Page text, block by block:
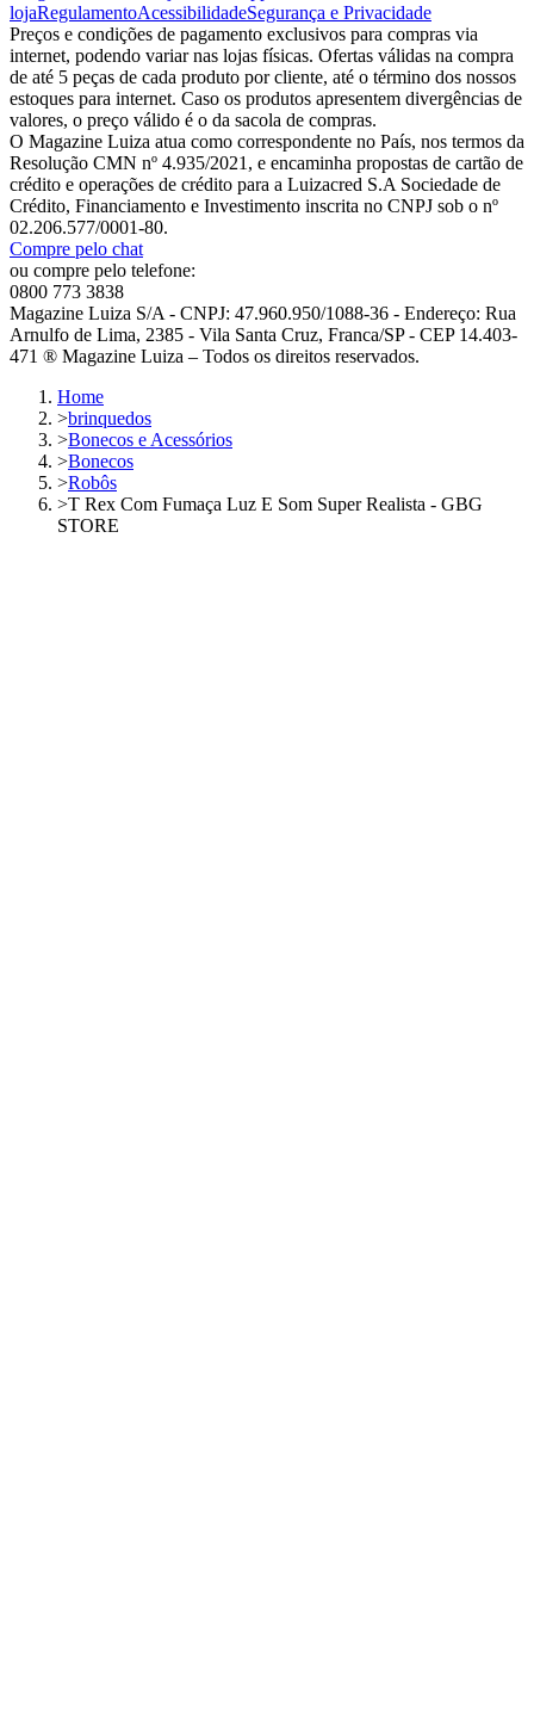
lojaRegulamentoAcessibilidadeSegurança e Privacidade
Preços e condições de pagamento exclusivos para compras via
internet, podendo variar nas lojas físicas. Ofertas válidas na compra
de até 5 peças de cada produto por cliente, até o término dos nossos
estoques para internet. Caso os produtos apresentem divergências de
valores, o preço válido é o da sacola de compras.
O Magazine Luiza atua como correspondente no País, nos termos da
Resolução CMN nº 4.935/2021, e encaminha propostas de cartão de
crédito e operações de crédito para a Luizacred S.A Sociedade de
Crédito, Financiamento e Investimento inscrita no CNPJ sob o nº
02.206.577/0001-80.
Compre pelo chat
ou compre pelo telefone:
0800 773 3838
Magazine Luiza S/A - CNPJ: 47.960.950/1088-36 - Endereço: Rua
Arnulfo de Lima, 2385 - Vila Santa Cruz, Franca/SP - CEP 14.403-
471 ® Magazine Luiza – Todos os direitos reservados.
Home
>brinquedos
>Bonecos e Acessórios
>Bonecos
>Robôs
>T Rex Com Fumaça Luz E Som Super Realista - GBG
STORE